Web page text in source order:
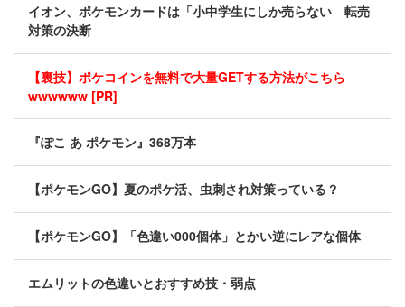
イオン、ポケモンカードは「小中学生にしか売らない 転売
対策の決断
【裏技】ポケコインを無料で大量GETする方法がこちら
wwwwww [PR]
『ぽこ あ ポケモン』368万本
【ポケモンGO】夏のポケ活、虫刺され対策っている？
【ポケモンGO】「色違い000個体」とかい逆にレアな個体
エムリットの色違いとおすすめ技・弱点